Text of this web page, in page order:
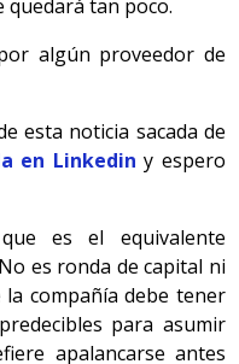
quedará tan poco.
algún proveedor de
esta noticia sacada de
en Linkedin y espero
es el equivalente
es ronda de capital ni
la compañía debe tener
para asumir
apalancarse antes